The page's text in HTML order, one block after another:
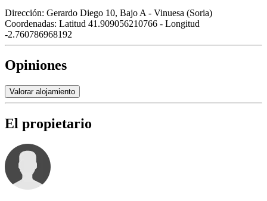
Dirección: Gerardo Diego 10, Bajo A - Vinuesa (Soria)
Coordenadas: Latitud 41.909056210766 - Longitud
-2.760786968192
Opiniones
Valorar alojamiento
El propietario